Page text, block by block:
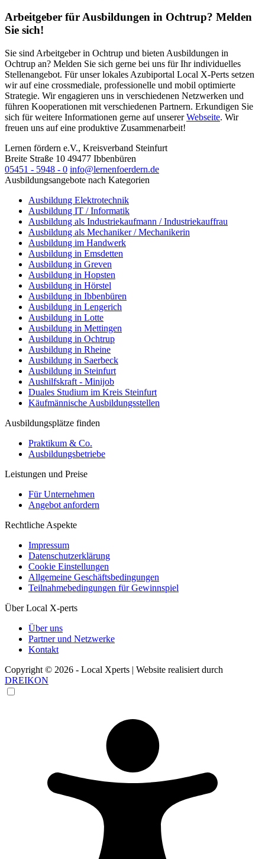
Arbeitgeber für Ausbildungen in Ochtrup? Melden
Sie sich!
Sie sind Arbeitgeber in Ochtrup und bieten Ausbildungen in
Ochtrup an? Melden Sie sich gerne bei uns für Ihr individuelles
Stellenangebot. Für unser lokales Azubiportal Local X-Perts setzen
wir auf eine crossmediale, professionelle und mobil optimierte
Strategie. Wir engagieren uns in verschiedenen Netzwerken und
führen Kooperationen mit verschiedenen Partnern. Erkundigen Sie
sich für weitere Informationen gerne auf unsererWebseite. Wir
freuen uns auf eine produktive Zusammenarbeit!
Lernen fördern e.V., Kreisverband Steinfurt
Breite Straße 10 49477 Ibbenbüren
05451 - 5948 - 0 info@lernenfoerdern.de
Ausbildungsangebote nach Kategorien
Ausbildung Elektrotechnik
Ausbildung IT / Informatik
Ausbildung als Industriekaufmann / Industriekauffrau
Ausbildung als Mechaniker / Mechanikerin
Ausbildung im Handwerk
Ausbildung in Emsdetten
Ausbildung in Greven
Ausbildung in Hopsten
Ausbildung in Hörstel
Ausbildung in Ibbenbüren
Ausbildung in Lengerich
Ausbildung in Lotte
Ausbildung in Mettingen
Ausbildung in Ochtrup
Ausbildung in Rheine
Ausbildung in Saerbeck
Ausbildung in Steinfurt
Aushilfskraft - Minijob
Duales Studium im Kreis Steinfurt
Käufmännische Ausbildungsstellen
Ausbildungsplätze finden
Praktikum & Co.
Ausbildungsbetriebe
Leistungen und Preise
Für Unternehmen
Angebot anfordern
Rechtliche Aspekte
Impressum
Datenschutzerklärung
Cookie Einstellungen
Allgemeine Geschäftsbedingungen
Teilnahmebedingungen für Gewinnspiel
Über Local X-perts
Über uns
Partner und Netzwerke
Kontakt
Copyright © 2026 - Local Xperts | Website realisiert durch
DREIKON